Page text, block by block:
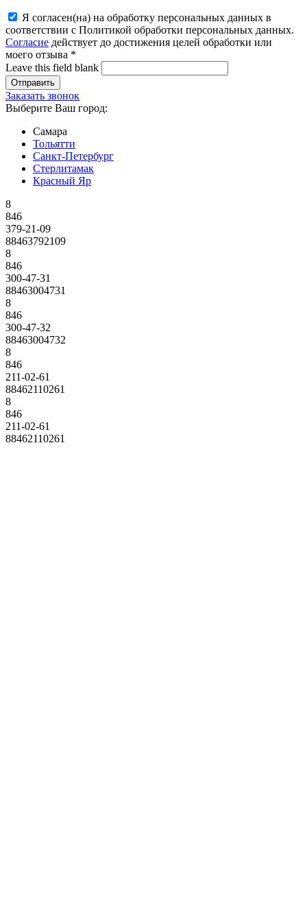
Я согласен(на) на обработку персональных данных в
соответствии с Политикой обработки персональных данных.
Согласие действует до достижения целей обработки или
моего отзыва *
Leave this field blank
Заказать звонок
Выберите Ваш город:
Самара
Тольятти
Санкт-Петербург
Стерлитамак
Красный Яр
8
846
379-21-09
88463792109
8
846
300-47-31
88463004731
8
846
300-47-32
88463004732
8
846
211-02-61
88462110261
8
846
211-02-61
88462110261